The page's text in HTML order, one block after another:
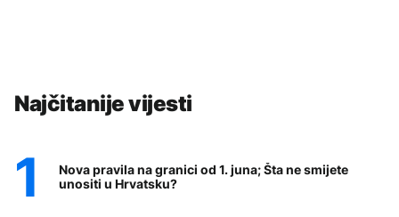
Najčitanije vijesti
Nova pravila na granici od 1. juna; Šta ne smijete
unositi u Hrvatsku?